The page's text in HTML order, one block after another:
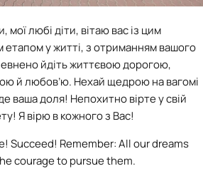
мої любі діти, вітаю вас із цим
етапом у житті, з отриманням вашого
йдіть життєвою дорогою,
й любов’ю. Нехай щедрою на вагомі
ваша доля! Непохитно вірте у свій
Я вірю в кожного з Вас!
Succeed! Remember: All our dreams
courage to pursue them.